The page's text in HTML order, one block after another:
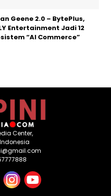
Geene 2.0 – BytePlus,
Entertainment Jadi 12
“AI Commerce”
Center,